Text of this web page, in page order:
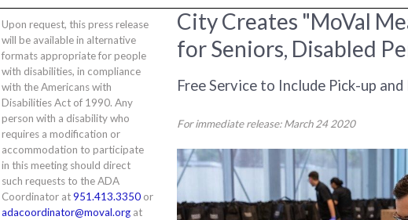
City Creates "MoVal
for Seniors, Disabled
Free Service to Include Pick-up
For immediate release: March 24 2020
Upon request, this press release
will be available in alternative
formats appropriate for people
with disabilities, in compliance
with the Americans with
Disabilities Act of 1990. Any
person with a disability who
requires a modification or
accommodation to participate
in this meeting should direct
such requests to the ADA
Coordinator at951.413.3350or
adacoordinator@moval.orgat